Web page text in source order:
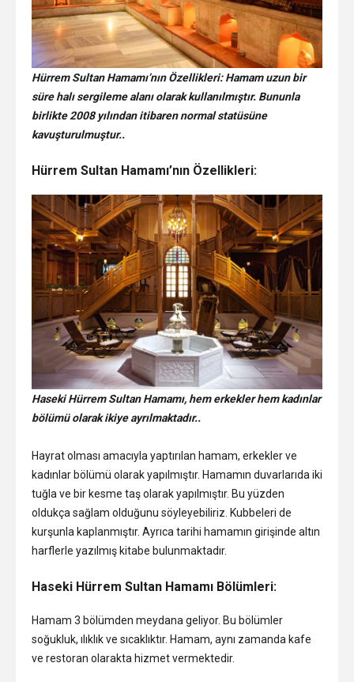
Hürrem Sultan Hamamı’nın Özellikleri: Hamam uzun bir
süre halı sergileme alanı olarak kullanılmıştır. Bununla
birlikte 2008 yılından itibaren normal statüsüne
kavuşturulmuştur..
Hürrem Sultan Hamamı’nın Özellikleri:
Haseki Hürrem Sultan Hamamı, hem erkekler hem kadınlar
bölümü olarak ikiye ayrılmaktadır..
Hayrat olması amacıyla yaptırılan hamam, erkekler ve
kadınlar bölümü olarak yapılmıştır. Hamamın duvarlarıda iki
tuğla ve bir kesme taş olarak yapılmıştır. Bu yüzden
oldukça sağlam olduğunu söyleyebiliriz. Kubbeleri de
kurşunla kaplanmıştır. Ayrıca tarihi hamamın girişinde altın
harflerle yazılmış kitabe bulunmaktadır.
Haseki Hürrem Sultan Hamamı Bölümleri:
Hamam 3 bölümden meydana geliyor. Bu bölümler
soğukluk, ılıklık ve sıcaklıktır. Hamam, aynı zamanda kafe
ve restoran olarakta hizmet vermektedir.